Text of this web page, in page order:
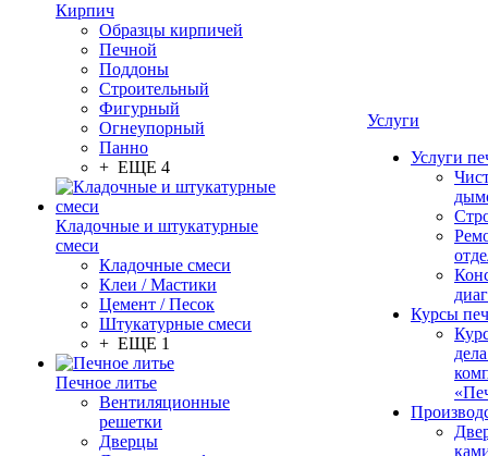
Кирпич
Образцы кирпичей
Печной
Поддоны
Строительный
Фигурный
Огнеупорный
Панно
+ ЕЩЕ 4
Кладочные и штукатурные
смеси
Кладочные смеси
Клеи / Мастики
Цемент / Песок
Штукатурные смеси
+ ЕЩЕ 1
Печное литье
Вентиляционные
решетки
Дверцы
Услуги
Услуги
Курсы